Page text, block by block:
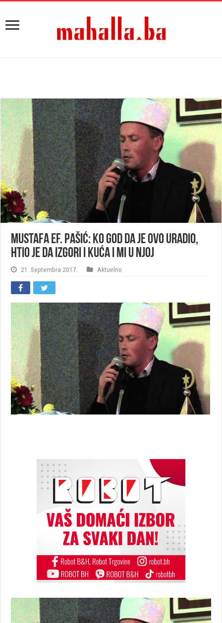
Mustafa ef. Pašić: Ko god da je ovo uradio,
htio je da izgori i kuća i mi u njoj
21. Septembra 2017. Aktuelno